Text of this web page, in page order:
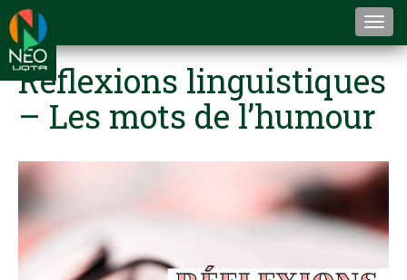
Réflexions linguistiques
– Les mots de l’humour